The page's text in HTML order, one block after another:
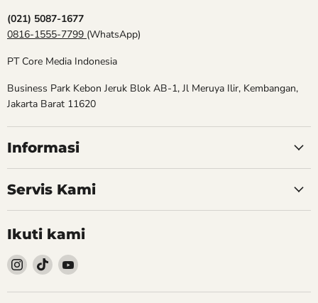
(021) 5087-1677
0816-1555-7799 (WhatsApp)
PT Core Media Indonesia
Business Park Kebon Jeruk Blok AB-1, Jl Meruya Ilir, Kembangan,
Jakarta Barat 11620
Informasi
Servis Kami
Ikuti kami
Follow
kami
Instagram
Follow
kami
TikTok
Follow
YouTube